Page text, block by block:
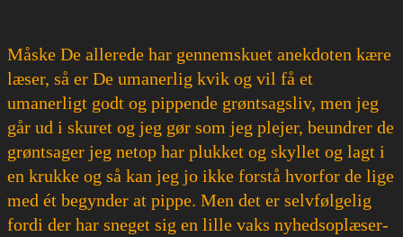
Måske De allerede har gennemskuet anekdoten kære
læser, så er De umanerlig kvik og vil få et
umanerligt godt og pippende grøntsagsliv, men jeg
går ud i skuret og jeg gør som jeg plejer, beundrer de
grøntsager jeg netop har plukket og skyllet og lagt i
en krukke og så kan jeg jo ikke forstå hvorfor de lige
med ét begynder at pippe. Men det er selvfølgelig
fordi der har sneget sig en lille vaks nyhedsoplæser-